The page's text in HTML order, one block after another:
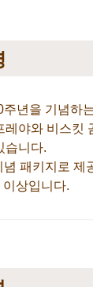
년을 기념하
레야와 비스킷
습니다.
패키지로 제
상입니다.